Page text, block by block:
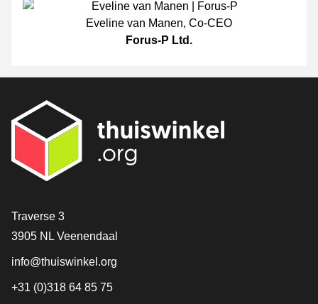
Eveline van Manen, Co-CEO
Forus-P Ltd.
[_General:Contact]
Traverse 3
3905 NL Veenendaal
info@thuiswinkel.org
+31 (0)318 64 85 75